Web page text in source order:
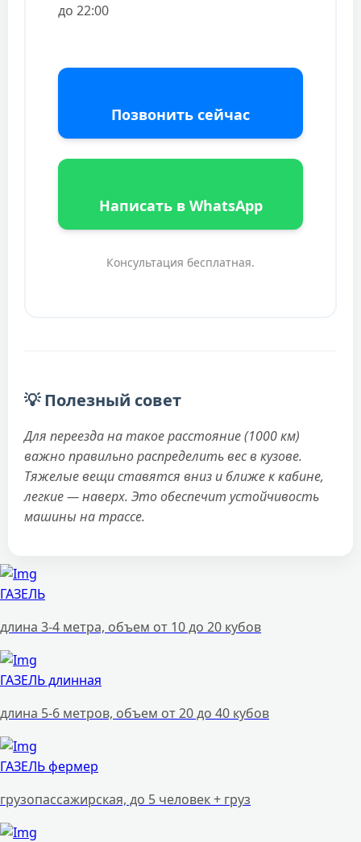
до 22:00
Позвонить сейчас
Написать в WhatsApp
Консультация бесплатная.
💡 Полезный совет
Для переезда на такое расстояние (1000 км)
важно правильно распределить вес в кузове.
Тяжелые вещи ставятся вниз и ближе к кабине,
легкие — наверх. Это обеспечит устойчивость
машины на трассе.
ГАЗЕЛЬ
длина 3-4 метра, объем от 10 до 20 кубов
ГАЗЕЛЬ длинная
длина 5-6 метров, объем от 20 до 40 кубов
ГАЗЕЛЬ фермер
грузопассажирская, до 5 человек + груз